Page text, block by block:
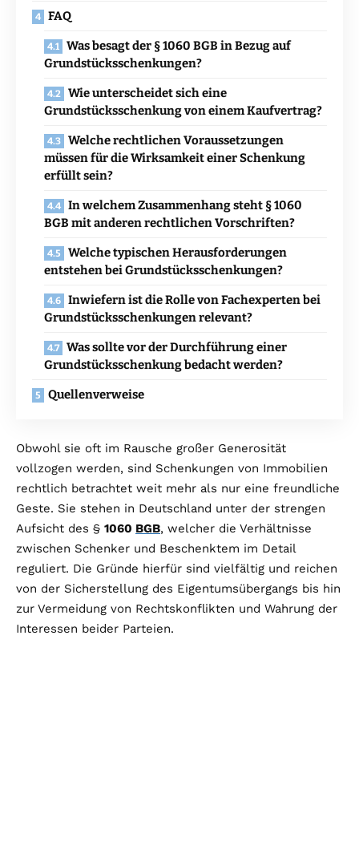
FAQ
Was besagt der § 1060 BGB in Bezug auf
Grundstücksschenkungen?
Wie unterscheidet sich eine
Grundstücksschenkung von einem Kaufvertrag?
Welche rechtlichen Voraussetzungen
müssen für die Wirksamkeit einer Schenkung
erfüllt sein?
In welchem Zusammenhang steht § 1060
BGB mit anderen rechtlichen Vorschriften?
Welche typischen Herausforderungen
entstehen bei Grundstücksschenkungen?
Inwiefern ist die Rolle von Fachexperten bei
Grundstücksschenkungen relevant?
Was sollte vor der Durchführung einer
Grundstücksschenkung bedacht werden?
Quellenverweise
Obwohl sie oft im Rausche großer Generosität
vollzogen werden, sind Schenkungen von Immobilien
rechtlich betrachtet weit mehr als nur eine freundliche
Geste. Sie stehen in Deutschland unter der strengen
Aufsicht des § 1060 BGB, welcher die Verhältnisse
zwischen Schenker und Beschenktem im Detail
reguliert. Die Gründe hierfür sind vielfältig und reichen
von der Sicherstellung des Eigentumsübergangs bis hin
zur Vermeidung von Rechtskonflikten und Wahrung der
Interessen beider Parteien.